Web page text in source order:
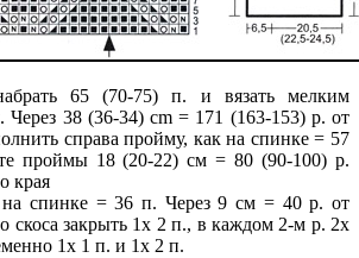
65 (70-75) п. и вязать мелким
38 (36-34) cm = 171 (163-153) р. от
справа пройму, как на спинке = 57
проймы 18 (20-22) см = 80 (90-100) р.
края
на спинке = 36 п. Через 9 см = 40 р. от
скоса закрыть 1х 2 п., в каждом 2-м р. 2х
1х 1 п. и 1х 2 п.